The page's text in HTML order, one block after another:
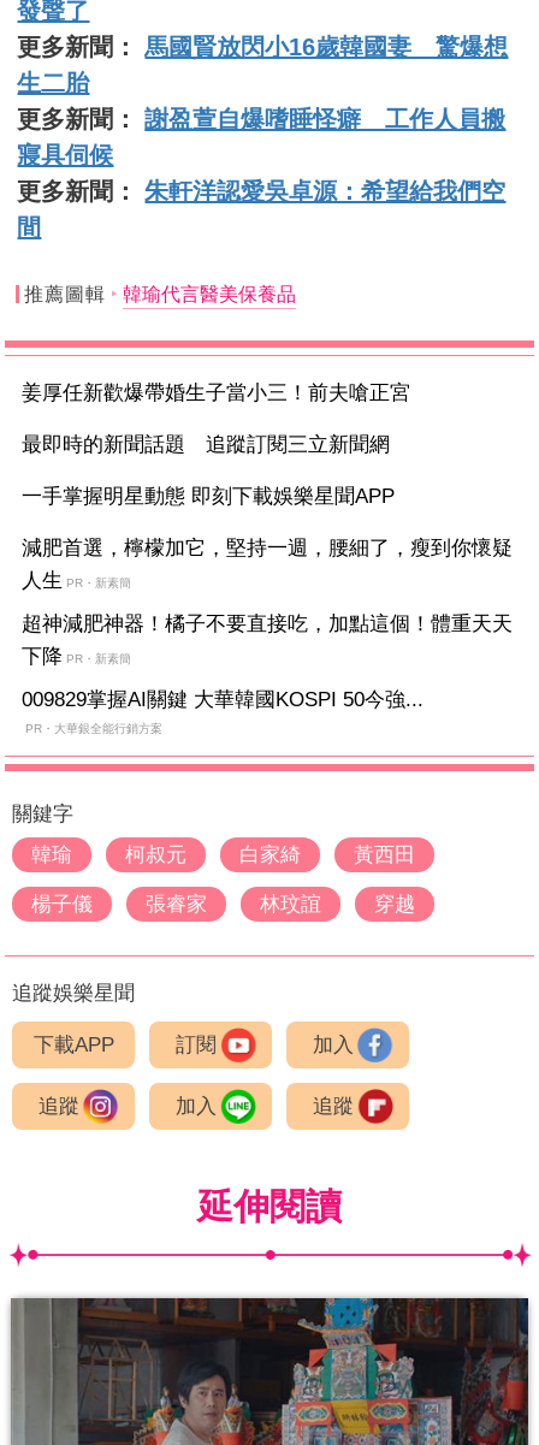
發聲了
更多新聞：馬國賢放閃小16歲韓國妻 驚爆想
生二胎
更多新聞：謝盈萱自爆嗜睡怪癖 工作人員搬
寢具伺候
更多新聞：朱軒洋認愛吳卓源：希望給我們空
間
推薦圖輯 韓瑜代言醫美保養品
姜厚任新歡爆帶婚生子當小三！前夫嗆正宮
最即時的新聞話題 追蹤訂閱三立新聞網
一手掌握明星動態 即刻下載娛樂星聞APP
減肥首選，檸檬加它，堅持一週，腰細了，瘦到你懷疑
人生 PR・新素簡
超神減肥神器！橘子不要直接吃，加點這個！體重天天
下降 PR・新素簡
009829掌握AI關鍵 大華韓國KOSPI 50今強...
PR・大華銀全能行銷方案
關鍵字
韓瑜
柯叔元 白家綺 黃西田
楊子儀 張睿家 林玟誼 穿越
追蹤娛樂星聞
下載APP 訂閱 加入
追蹤 加入 追蹤
延伸閱讀